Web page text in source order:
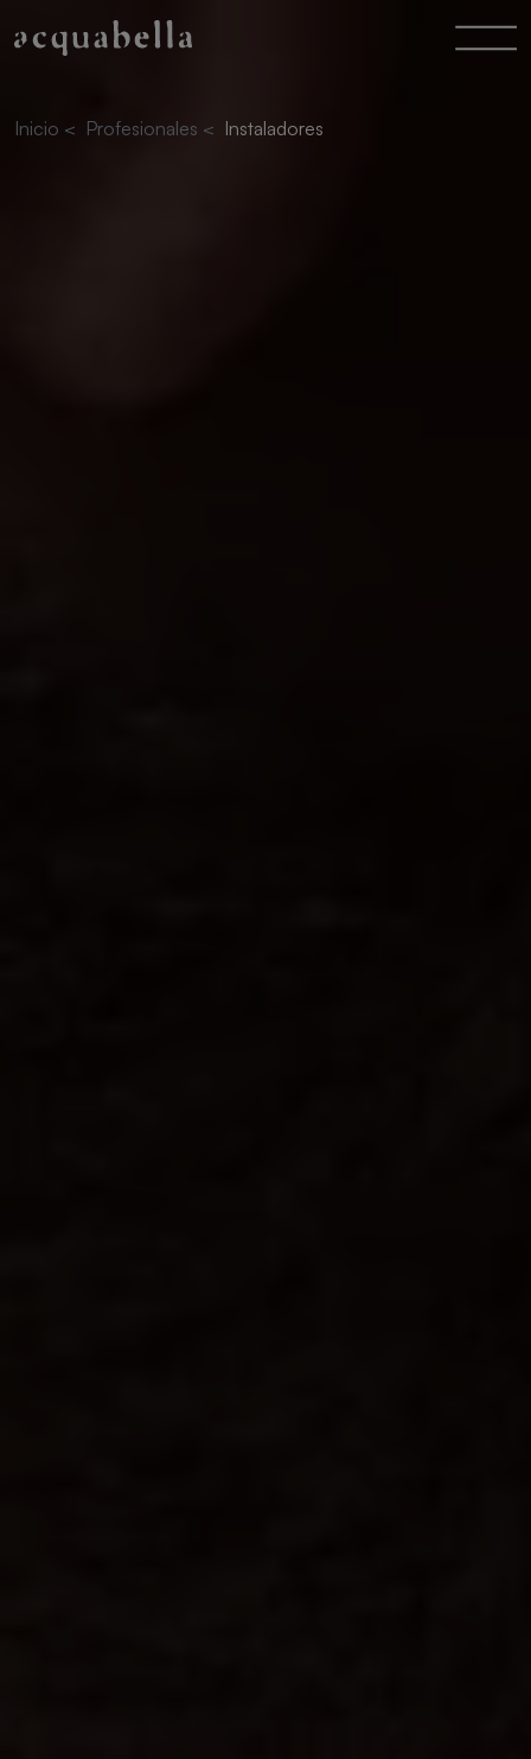
Inicio < Profesionales < Instaladores